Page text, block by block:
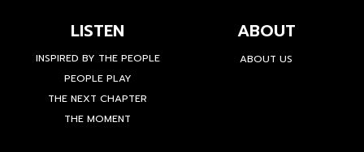
LISTEN
INSPIRED BY THE PEOPLE
PEOPLE PLAY
THE NEXT CHAPTER
THE MOMENT
ABOUT
ABOUT US